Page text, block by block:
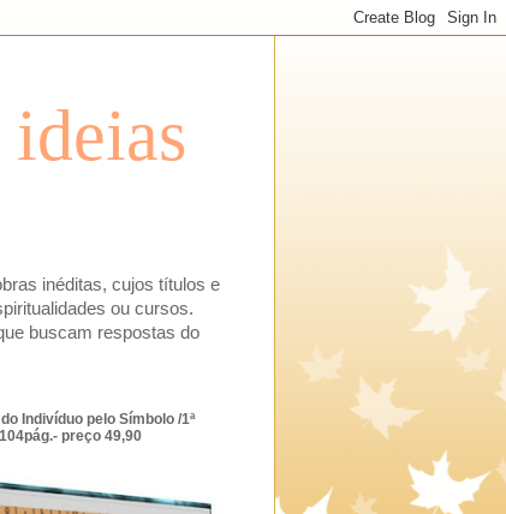
inéditas, cujos títulos e
ou cursos.
buscam respostas do
Indivíduo pelo Símbolo /1ª
preço 49,90